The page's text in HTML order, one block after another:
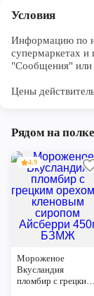
Условия
Информацию по
супермаркетах и
"Сообщения" или
Цены
Рядом на полке
4.9
Мороженое
Вкусландия
пломбир с грецким